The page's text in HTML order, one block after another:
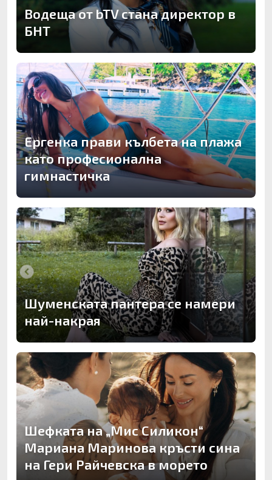
Водеща от bTV стана директор в
БНТ
Ергенка прави кълбета на плажа
като професионална
гимнастичка
Шуменската пантера се намери
най-накрая
Шефката на „Мис Силикон“
Мариана Маринова кръсти сина
на Гери Райчевска в морето